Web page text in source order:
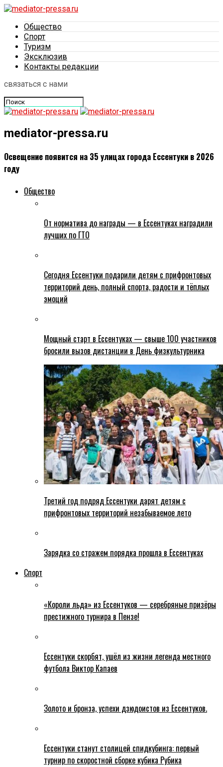
Общество
Спорт
Туризм
Эксклюзив
Контакты редакции
связаться с нами
mediator-pressa.ru
Освещение появится на 35 улицах города Ессентуки в 2026
году
Общество
От норматива до награды — в Ессентуках наградили
лучших по ГТО
Сегодня Ессентуки подарили детям с прифронтовых
территорий день, полный спорта, радости и тёплых
эмоций
Мощный старт в Ессентуках — свыше 100 участников
бросили вызов дистанции в День физкультурника
Третий год подряд Ессентуки дарят детям с
прифронтовых территорий незабываемое лето
Зарядка со стражем порядка прошла в Ессентуках
Спорт
«Короли льда» из Ессентуков — серебряные призёры
престижного турнира в Пензе!
Ессентуки скорбят, ушёл из жизни легенда местного
футбола Виктор Капаев
Золото и бронза, успехи дзюдоистов из Ессентуков.
Ессентуки станут столицей спидкубинга: первый
турнир по скоростной сборке кубика Рубика